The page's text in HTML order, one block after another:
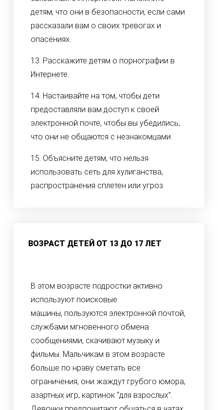
детям, что они в безопасности, если сами
рассказали вам о своих тревогах и
опасениях.
13. Расскажите детям о порнографии в
Интернете.
14. Настаивайте на том, чтобы дети
предоставляли вам доступ к своей
электронной почте, чтобы вы убедились,
что они не общаются с незнакомцами.
15. Объясните детям, что нельзя
использовать сеть для хулиганства,
распространения сплетен или угроз.
ВОЗРАСТ ДЕТЕЙ ОТ 13 ДО 17 ЛЕТ
В этом возрасте подростки активно
используют поисковые
машины, пользуются электронной почтой,
службами мгновенного обмена
сообщениями, скачивают музыку и
фильмы. Мальчикам в этом возрасте
больше по нраву сметать все
ограничения, они жаждут грубого юмора,
азартных игр, картинок “для взрослых”.